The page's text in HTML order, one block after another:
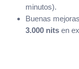
minutos).
Buenas
3.000 nits en